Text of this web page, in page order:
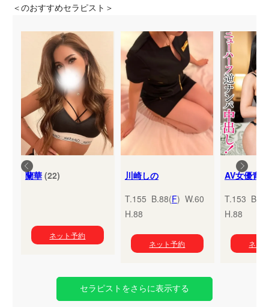
＜のおすすめセラピスト＞
蘭華(22)
ネット予約
川崎しの
T.155 B.88(F) W.60
H.88
ネット予約
T.153
H.88
ネッ
セラピストをさらに表示する